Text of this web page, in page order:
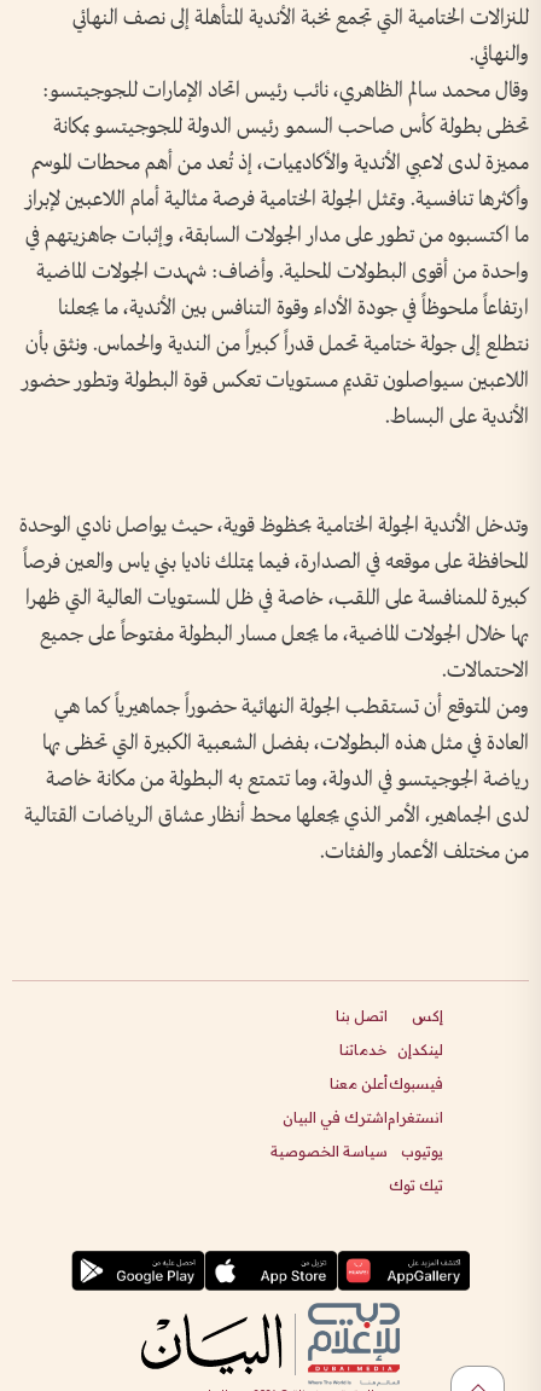
للنزالات الختامية التي تجمع نخبة الأندية المتأهلة إلى نصف النهائي
والنهائي.
وقال محمد سالم الظاهري، نائب رئيس اتحاد الإمارات للجوجيتسو:
تحظى بطولة كأس صاحب السمو رئيس الدولة للجوجيتسو بمكانة
مميزة لدى لاعبي الأندية والأكاديميات، إذ تُعد من أهم محطات الموسم
وأكثرها تنافسية. وتمثل الجولة الختامية فرصة مثالية أمام اللاعبين لإبراز
ما اكتسبوه من تطور على مدار الجولات السابقة، وإثبات جاهزيتهم في
واحدة من أقوى البطولات المحلية. وأضاف: شهدت الجولات الماضية
ارتفاعاً ملحوظاً في جودة الأداء وقوة التنافس بين الأندية، ما يجعلنا
نتطلع إلى جولة ختامية تحمل قدراً كبيراً من الندية والحماس. ونثق بأن
اللاعبين سيواصلون تقديم مستويات تعكس قوة البطولة وتطور حضور
الأندية على البساط.
وتدخل الأندية الجولة الختامية بحظوظ قوية، حيث يواصل نادي الوحدة
المحافظة على موقعه في الصدارة، فيما يمتلك ناديا بني ياس والعين فرصاً
كبيرة للمنافسة على اللقب، خاصة في ظل المستويات العالية التي ظهرا
بها خلال الجولات الماضية، ما يجعل مسار البطولة مفتوحاً على جميع
الاحتمالات.
ومن المتوقع أن تستقطب الجولة النهائية حضوراً جماهيرياً كما هي
العادة في مثل هذه البطولات، بفضل الشعبية الكبيرة التي تحظى بها
رياضة الجوجيتسو في الدولة، وما تتمتع به البطولة من مكانة خاصة
لدى الجماهير، الأمر الذي يجعلها محط أنظار عشاق الرياضات القتالية
من مختلف الأعمار والفئات.
إكس
لينكدإن
فيسبوك
انستغرام
يوتيوب
تيك توك
اتصل بنا
خدماتنا
أعلن معنا
اشترك في البيان
سياسة الخصوصية